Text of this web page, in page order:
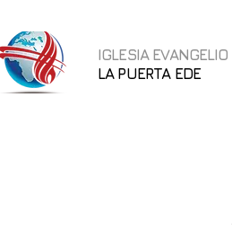
IGLESIA EVANGELIO
LA PUERTA EDE